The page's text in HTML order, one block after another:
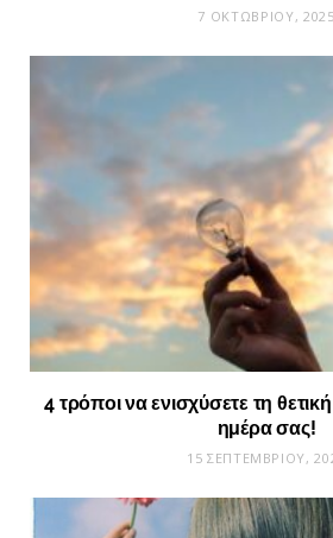
7 ΟΚΤΩΒΡΊΟΥ, 2025
4 τρόποι να ενισχύσετε τη
ημέρα σας!
15 ΣΕΠΤΕΜΒΡΊΟΥ,